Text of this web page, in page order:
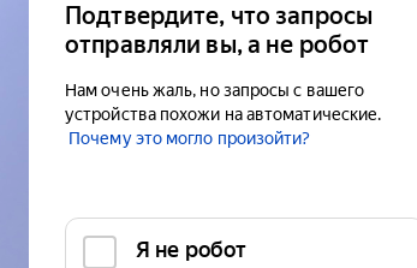
Подтвердите, что запросы
отправляли вы, а не робот
Нам очень жаль, но запросы с вашего
устройства похожи на автоматические.
Почему это могло произойти?